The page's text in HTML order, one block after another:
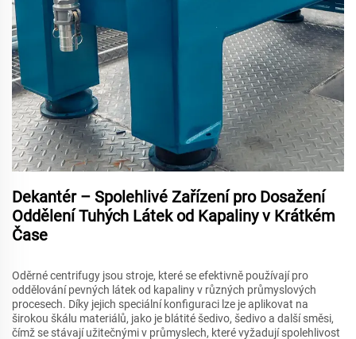
Dekantér – Spolehlivé Zařízení pro Dosažení
Oddělení Tuhých Látek od Kapaliny v Krátkém
Čase
Oděrné centrifugy jsou stroje, které se efektivně používají pro
oddělování pevných látek od kapaliny v různých průmyslových
procesech. Díky jejich speciální konfiguraci lze je aplikovat na
širokou škálu materiálů, jako je blátité šedivo, šedivo a další směsi,
čímž se stávají užitečnými v průmyslech, které vyžadují spolehlivost